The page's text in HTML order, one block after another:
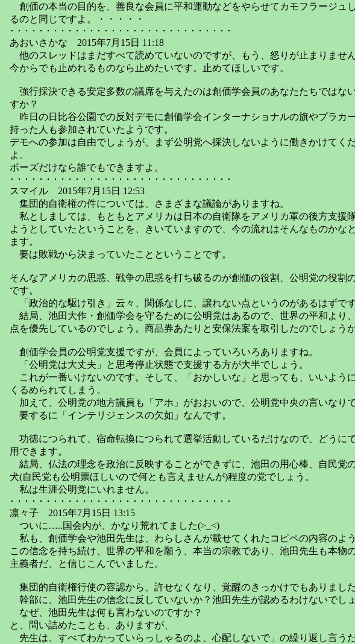
創価の本当の目的を、善良な会員に平和運動などをやらせてカモフラージュ
るのと同じですよ。・・・・・
･ ･ ･ ･ ･ ･ ･ ･ ･ ･ ･ ･ ･ ･ ･ ･ ･ ･ ･ ･ ･ ･ ･ ･ ･ ･ ･ ･ ･ ･ ･
あおいさかな 2015年7月15日 11:18
他のスレッドはまだすべて読めていないのですが、もう、怒りが止まりません
今からでも止めれるものなら止めたいです。止めてほしいです。
強行採決できる安定多数の議席を与えたのは創価学会員のあなたたちではな
すか？
昨日の日比谷公園での反対デモに創価学会インターナショナルの旗やプラカ
持った人も参加されていたようです。
デモへの参加は自由でしょうが、まず公明党へ採決しないように働きかけてく
よ。
ポーズだけなら誰でもできますよ。
･ ･ ･ ･ ･ ･ ･ ･ ･ ･ ･ ･ ･ ･ ･ ･ ･ ･ ･ ･ ･ ･ ･ ･ ･ ･ ･ ･ ･ ･ ･
スマイル 2015年7月15日 12:53
集団的自衛権の件については、さまざまな議論がありますね。
私としましては、もともとアメリカは日本の自衛隊をアメリカ軍の後方支援
ようとしていたということを、きいていますので、今の流れはそんなものかな
ます。
要は敗戦から決まっていたことということです。
そんなアメリカの思惑、戦争の思惑を打ち破るのが創価の役割、公明党の役割
です。
「政治的な駆け引き」云々、関係なしに、譲れない点というのがあるはずです
結局、池田大作・創価学会を守るために公明党はあるので、世界の平和より
点を優先しているのでしょう。商品券あたりと安保法案を取引したのでしょうか
創価学会員の公明党支援ですが、会員によっていろいろありますね。
「公明党は大丈夫」と思考停止状態で支援する方が大半でしょう。
これが一番いけないのです。そして、「おかしいな」と思っても、いいよう
くるめられてしまう。
加えて、公明党の地方議員も「アホ」がおおいので、公明党中央の言いなりで
要するに「インテリジェンスの欠如」なんです。
功徳につられて、宿命転換につられて選挙活動しているだけなので、どうに
用できます。
結局、仏法の理念を政治に反映することができずに、池田の用心棒、自民党
犬(自民党も公明票ほしいので何とも言えませんが)程度の党でしょう。
私は生涯公明党にいれません。
･ ･ ･ ･ ･ ･ ･ ･ ･ ･ ･ ･ ･ ･ ･ ･ ･ ･ ･ ･ ･ ･ ･ ･ ･ ･ ･ ･ ･ ･ ･
凛々子 2015年7月15日 13:15
ついに…..国会内が、かなり荒れてました(>_<)
私も、創価学会や池田先生は、わらしさんが載せてくれたコピペの内容のよう
この信念を持ち続け、世界の平和を願う、本当の宗教であり、池田先生も本物
主義者だ、と信じこんでいました。
集団的自衛権行使の容認から、許せなくなり、覚醒のきっかけでもありました
幹部に、池田先生の信念に反していないか？池田先生が認めるわけないでし
なぜ、池田先生は何も言わないのですか？
と、問い詰めたことも、ありますが、
先生は、すべてわかっていらっしゃるのよ、心配しないで」の繰り返し言う